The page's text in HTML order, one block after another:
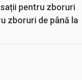
pentru zboruri
zboruri de până la